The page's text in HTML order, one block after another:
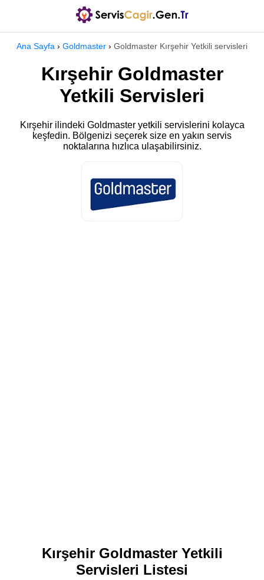
Ana Sayfa › Goldmaster › Goldmaster Kırşehir Yetkili servisleri
Kırşehir Goldmaster
Yetkili Servisleri
Kırşehir ilindeki Goldmaster yetkili servislerini kolayca
keşfedin. Bölgenizi seçerek size en yakın servis
noktalarına hızlıca ulaşabilirsiniz.
Kırşehir Goldmaster Yetkili
Servisleri Listesi